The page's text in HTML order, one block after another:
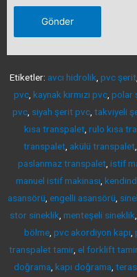
Etiketler: avcı hidrolik pvc şerit,
pvc, kaynak kırmızı pvc, polar
pvc, siyah şerit pvc, takviyeli
kısa transpalet, rulo kısa
transpalet, akülü transpalet,
paslanmaz transpalet istif
manuel istif makinası
asansörü engelli asansörü
stor sineklik menteşeli sineklik
bölme pvc akordiyon kapı
transpalet tamir, el forklift tamir
doğrama kapı doğrama